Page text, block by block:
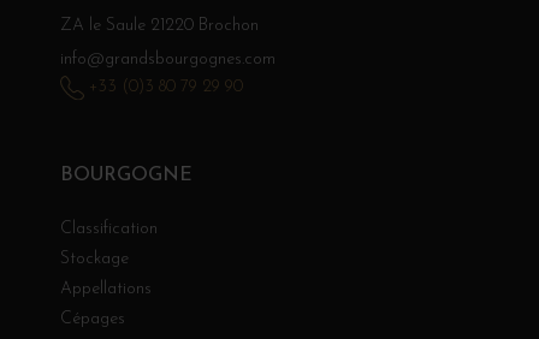
BOURGOGNE
Classification
Stockage
Appellations
Cépages
ZA le Saule 21220 Brochon
info@grandsbourgognes.com
+33 (0)3 80 79 29 90